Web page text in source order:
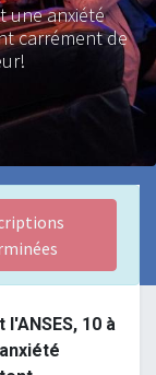
une anxiété
carrément de
10 à